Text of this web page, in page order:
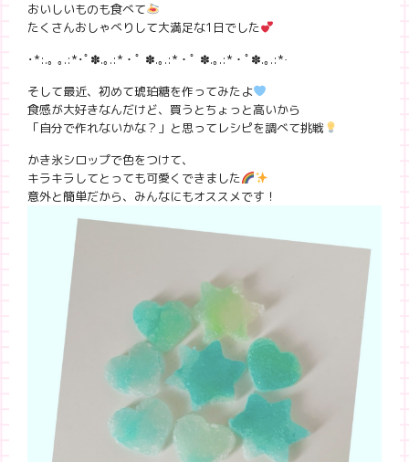
おいしいものも食べて
たくさんおしゃべりして大満足な1日でした
･*:.｡ ｡.:*･ﾟ✽.｡.:*・ﾟ ✽.｡.:*・ﾟ ✽.｡.:*・ﾟ✽.｡.:*·
そして最近、初めて琥珀糖を作ってみたよ
食感が大好きなんだけど、買うとちょっと高いから
「自分で作れないかな？」と思ってレシピを調べて挑戦
かき氷シロップで色をつけて、
キラキラしてとっても可愛くできました
意外と簡単だから、みんなにもオススメです！